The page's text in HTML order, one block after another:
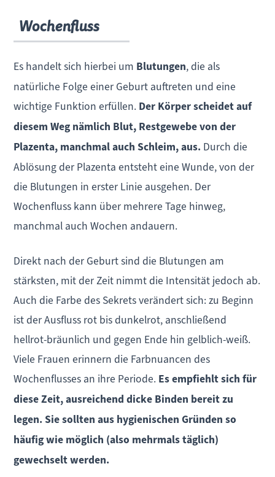
Wochenfluss
Es handelt sich hierbei um Blutungen, die als
natürliche Folge einer Geburt auftreten und eine
wichtige Funktion erfüllen. Der Körper scheidet auf
diesem Weg nämlich Blut, Restgewebe von der
Plazenta, manchmal auch Schleim, aus. Durch die
Ablösung der Plazenta entsteht eine Wunde, von der
die Blutungen in erster Linie ausgehen. Der
Wochenfluss kann über mehrere Tage hinweg,
manchmal auch Wochen andauern.
Direkt nach der Geburt sind die Blutungen am
stärksten, mit der Zeit nimmt die Intensität jedoch ab.
Auch die Farbe des Sekrets verändert sich: zu Beginn
ist der Ausfluss rot bis dunkelrot, anschließend
hellrot-bräunlich und gegen Ende hin gelblich-weiß.
Viele Frauen erinnern die Farbnuancen des
Wochenflusses an ihre Periode. Es empfiehlt sich für
diese Zeit, ausreichend dicke Binden bereit zu
legen. Sie sollten aus hygienischen Gründen so
häufig wie möglich (also mehrmals täglich)
gewechselt werden.